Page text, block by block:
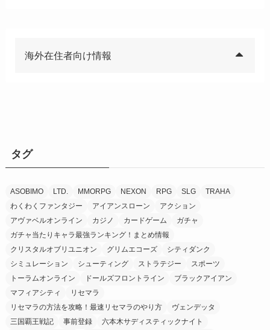
海外在住者向け情報
タグ
ASOBIMO LTD. MMORPG NEXON RPG SLG
TRAHA
わくわくファンタジー
アイアンスローン
アクション
アヴァベルオンライン
カジノ カードゲーム
ガチャ
ガチャ当たりキャラ最強ランキング！まとめ情報
クリスタルオブリユニオン
グリムエコーズ
シティダンク
シミュレーション
シューティング ストラテジー
スポーツ
トーラムオンライン
ドールズフロントライン
ブラックアイアン
マフィアシティ
リセマラ
リセマラの方法を攻略！最速リセマラのやり方
ヴェンデッタ
三国覇王戦記
事前登録 六本木サディスティックナイト